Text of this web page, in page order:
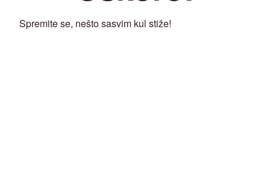
Spremite se, nešto sasvim kul stiže!